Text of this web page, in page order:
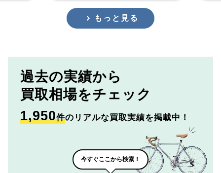
もっと見る
過去の実績から
買取相場をチェック
1,950件のリアルな買取実績を掲載中！
今すぐここから検索！